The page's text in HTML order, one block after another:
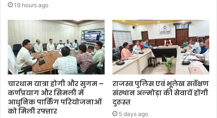
19 hours ago
चारधाम यात्रा होगी और सुगम –
कर्णप्रयाग और सिमली में
आधुनिक पार्किंग परियोजनाओं
को मिली रफ्तार
राजस्व पुलिस एवं भूलेख सर्वेक्षण
संस्थान अल्मोड़ा की सेवायें होंगी
दुरूस्त
5 days ago